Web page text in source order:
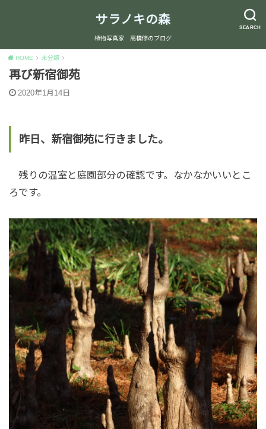
SEARCH
サラノキの森
植物写真家 高橋修のブログ
HOME 未分類
再び新宿御苑
2020年1月14日
昨日、新宿御苑に行きました。
残りの温室と庭園部分の確認です。なかなかいいとこ
ろです。